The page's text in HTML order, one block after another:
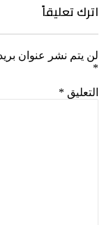
اترك تعليقاً
لن يتم نشر عنوان
*
التعليق *